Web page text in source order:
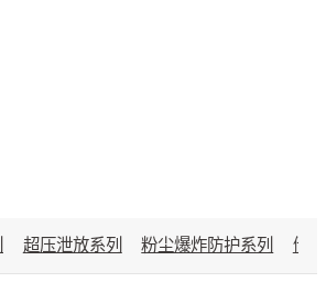
PRODUCTS
开云(中国)
超压泄放系列 粉尘爆炸防护系列 储